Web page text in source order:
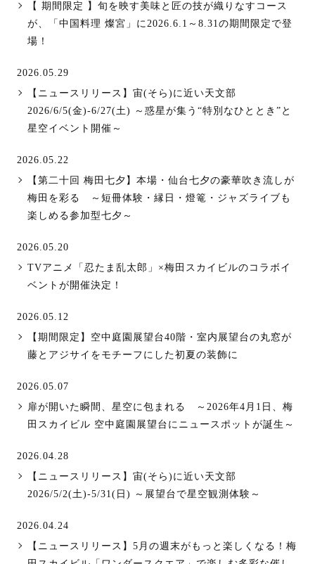
【 期間限定 】旬を映す美味と匠の技が織りなすコース
が、「中国料理 燦宮」に2026.6.1～8.31の期間限定で登
場！
2026.05.29
【ニュースリリース】宙(そら)に近い天文部
2026/6/5(金)-6/27(土) ～惑星が集う“特別なひととき”と
星空イベント開催～
2026.05.22
【第二十回 梅田七夕】本場・仙台七夕の豪華吹き流しが
梅田を彩る ～短冊体験・縁日・燈篭・ジャズライブも
楽しめる参加型七夕～
2026.05.20
TVアニメ「忍たま乱太郎」×梅田スカイビルのコラボイ
ベントが開催決定！
2026.05.12
【期間限定】空中庭園展望台40階・室内展望台の丸窓が
藤とアジサイをモチーフにした初夏の装飾に
2026.05.07
扉が開いた瞬間、星空に包まれる ～2026年4月1日、梅
田スカイビル 空中庭園展望台にニュースポットが誕生～
2026.04.28
【ニュースリリース】宙(そら)に近い天文部
2026/5/2(土)-5/31(日) ～展望台で星空観測体験～
2026.04.24
【ニュースリリース】5月の週末がもっと楽しくなる！梅